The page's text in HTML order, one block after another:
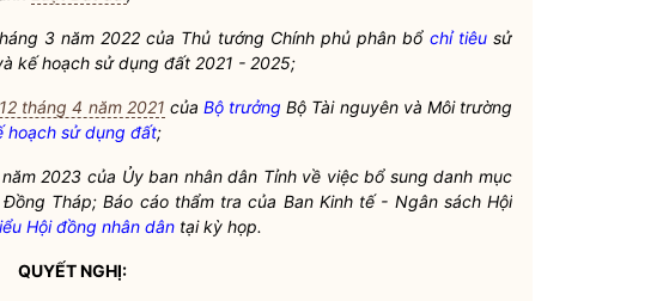
3 năm 2022 của Thủ tướng Chính phủ phân bổ chỉ tiêusử
kế hoạch sử dụng đất 2021 - 2025;
tháng 4 năm 2021 của Bộ trưởng Bộ Tài nguyên và Môi trường
hoạch sử dụng đất;
2023 của Ủy ban nhân dân Tỉnh về việc bổ sung danh mục
Đồng Tháp; Báo cáo thẩm tra của Ban Kinh tế - Ngân sách Hội
Hội đồng nhân dân tại kỳ họp.
QUYẾT NGHỊ: